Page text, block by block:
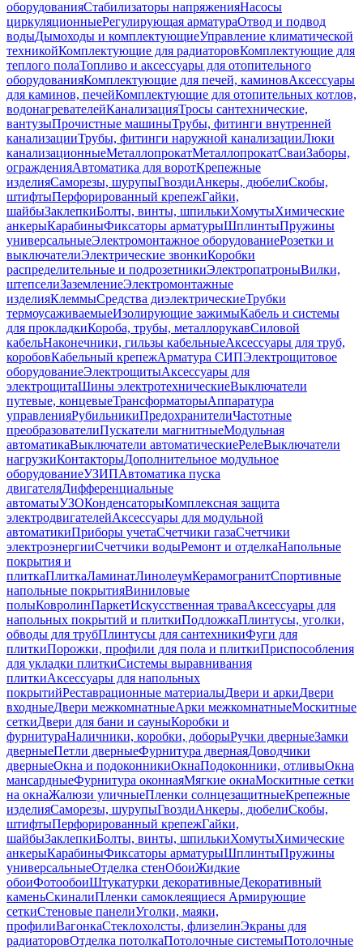
оборудованияСтабилизаторы напряженияНасосы
циркуляционныеРегулирующая арматураОтвод и подвод
водыДымоходы и комплектующиеУправление климатической
техникойКомплектующие для радиаторовКомплектующие для
теплого полаТопливо и аксессуары для отопительного
оборудованияКомплектующие для печей, каминовАксессуары
для каминов, печейКомплектующие для отопительных котлов,
водонагревателейКанализацияТросы сантехнические,
вантузыПрочистные машиныТрубы, фитинги внутренней
канализацииТрубы, фитинги наружной канализацииЛюки
канализационныеМеталлопрокатМеталлопрокатСваиЗаборы,
огражденияАвтоматика для воротКрепежные
изделияСаморезы, шурупыГвоздиАнкеры, дюбелиСкобы,
штифтыПерфорированный крепежГайки,
шайбыЗаклепкиБолты, винты, шпилькиХомутыХимические
анкерыКарабиныФиксаторы арматурыШплинтыПружины
универсальныеЭлектромонтажное оборудованиеРозетки и
выключателиЭлектрические звонкиКоробки
распределительные и подрозетникиЭлектропатроныВилки,
штепселиЗаземлениеЭлектромонтажные
изделияКлеммыСредства диэлектрическиеТрубки
термоусаживаемыеИзолирующие зажимыКабель и системы
для прокладкиКороба, трубы, металлорукавСиловой
кабельНаконечники, гильзы кабельныеАксессуары для труб,
коробовКабельный крепежАрматура СИПЭлектрощитовое
оборудованиеЭлектрощитыАксессуары для
электрощитаШины электротехническиеВыключатели
путевые, концевыеТрансформаторыАппаратура
управленияРубильникиПредохранителиЧастотные
преобразователиПускатели магнитныеМодульная
автоматикаВыключатели автоматическиеРелеВыключатели
нагрузкиКонтакторыДополнительное модульное
оборудованиеУЗИПАвтоматика пуска
двигателяДифференциальные
автоматыУЗОКонденсаторыКомплексная защита
электродвигателейАксессуары для модульной
автоматикиПриборы учетаСчетчики газаСчетчики
электроэнергииСчетчики водыРемонт и отделкаНапольные
покрытия и
плиткаПлиткаЛаминатЛинолеумКерамогранитСпортивные
напольные покрытияВиниловые
полыКовролинПаркетИскусственная траваАксессуары для
напольных покрытий и плиткиПодложкаПлинтусы, уголки,
обводы для трубПлинтусы для сантехникиФуги для
плиткиПорожки, профили для пола и плиткиПриспособления
для укладки плиткиСистемы выравнивания
плиткиАксессуары для напольных
покрытийРеставрационные материалыДвери и аркиДвери
входныеДвери межкомнатныеАрки межкомнатныеМоскитные
сеткиДвери для бани и сауныКоробки и
фурнитураНаличники, коробки, доборыРучки дверныеЗамки
дверныеПетли дверныеФурнитура двернаяДоводчики
дверныеОкна и подоконникиОкнаПодоконники, отливыОкна
мансардныеФурнитура оконнаяМягкие окнаМоскитные сетки
на окнаЖалюзи уличныеПленки солнцезащитныеКрепежные
изделияСаморезы, шурупыГвоздиАнкеры, дюбелиСкобы,
штифтыПерфорированный крепежГайки,
шайбыЗаклепкиБолты, винты, шпилькиХомутыХимические
анкерыКарабиныФиксаторы арматурыШплинтыПружины
универсальныеОтделка стенОбоиЖидкие
обоиФотообоиШтукатурки декоративныеДекоративный
каменьСкиналиПленки самоклеящиеся Армирующие
сеткиСтеновые панелиУголки, маяки,
профилиВагонкаСтеклохолсты, флизелинЭкраны для
радиаторовОтделка потолкаПотолочные системыПотолочные